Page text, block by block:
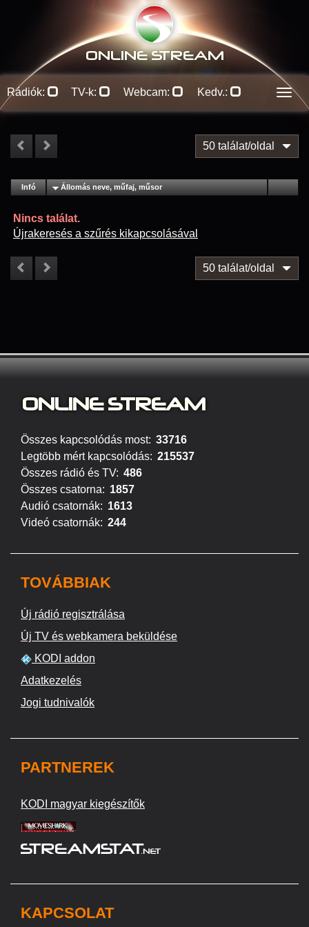
ONLINE STREAM
Rádiók: TV-k: Webcam: Kedv.:
50 találat/oldal
Infó Lejátszás
Állomás neve, műfaj, műsor
Nincs találat.
Újrakeresés a szűrés kikapcsolásával
50 találat/oldal
ONLINE STREAM
Összes kapcsolódás most: 33716
Legtöbb mért kapcsolódás: 215537
Összes rádió és TV: 486
Összes csatorna: 1857
Audió csatornák: 1613
Videó csatornák: 244
TOVÁBBIAK
Új rádió regisztrálása
Új TV és webkamera beküldése
KODI addon
Adatkezelés
Jogi tudnivalók
PARTNEREK
KODI magyar kiegészítők
KAPCSOLAT